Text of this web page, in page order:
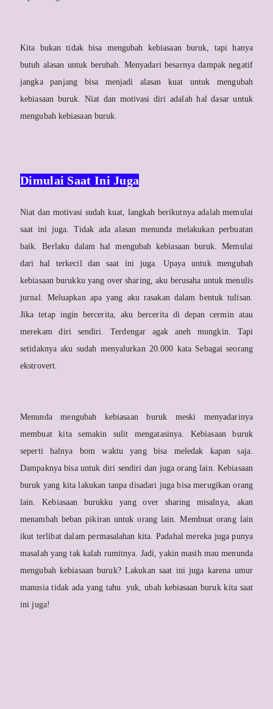
Kita bukan tidak bisa mengubah kebiasaan buruk, tapi hanya
butuh alasan untuk berubah. Menyadari besarnya dampak negatif
jangka panjang bisa menjadi alasan kuat untuk mengubah
kebiasaan buruk. Niat dan motivasi diri adalah hal dasar untuk
mengubah kebiasaan buruk.
Dimulai Saat Ini Juga
Niat dan motivasi sudah kuat, langkah berikutnya adalah memulai
saat ini juga. Tidak ada alasan menunda melakukan perbuatan
baik. Berlaku dalam hal mengubah kebiasaan buruk. Memulai
dari hal terkecil dan saat ini juga. Upaya untuk mengubah
kebiasaan burukku yang over sharing, aku berusaha untuk menulis
jurnal. Meluapkan apa yang aku rasakan dalam bentuk tulisan.
Jika tetap ingin bercerita, aku bercerita di depan cermin atau
merekam diri sendiri. Terdengar agak aneh mungkin. Tapi
setidaknya aku sudah menyalurkan 20.000 kata Sebagai seorang
ekstrovert.
Menunda mengubah kebiasaan buruk meski menyadarinya
membuat kita semakin sulit mengatasinya. Kebiasaan buruk
seperti halnya bom waktu yang bisa meledak kapan saja.
Dampaknya bisa untuk diri sendiri dan juga orang lain. Kebiasaan
buruk yang kita lakukan tanpa disadari juga bisa merugikan orang
lain. Kebiasaan burukku yang over sharing misalnya, akan
menambah beban pikiran untuk orang lain. Membuat orang lain
ikut terlibat dalam permasalahan kita. Padahal mereka juga punya
masalah yang tak kalah rumitnya. Jadi, yakin masih mau menunda
mengubah kebiasaan buruk? Lakukan saat ini juga karena umur
manusia tidak ada yang tahu. yuk, ubah kebiasaan buruk kita saat
ini juga!